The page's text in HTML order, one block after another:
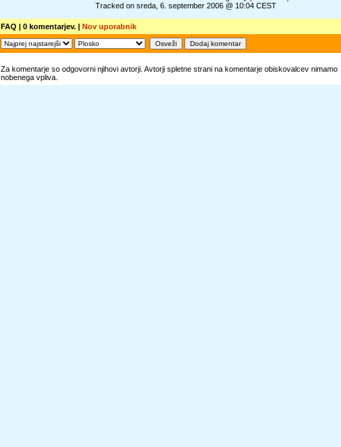
Tracked on sreda, 6. september 2006 @ 10:04 CEST
FAQ | 0 komentarjev. | Nov uporabnik
Za komentarje so odgovorni njihovi avtorji. Avtorji spletne strani na komentarje obiskovalcev nimamo
nobenega vpliva.